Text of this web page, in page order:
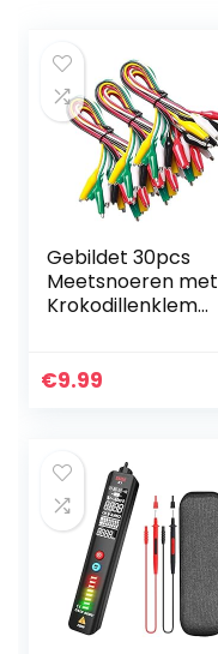
Gebildet 30pcs
Meetsnoeren met
Krokodillenklemm
Dubbelzijdige
€9.99